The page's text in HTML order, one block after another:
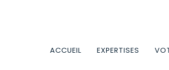
ACCUEIL EXPERTISES